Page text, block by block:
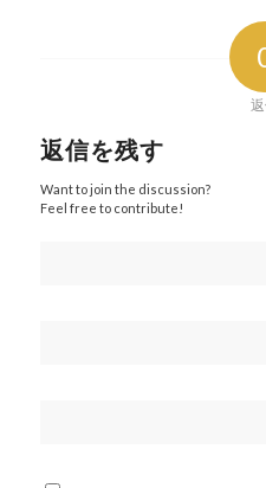
返信を残す
Want to join the discussion?
Feel free to contribute!